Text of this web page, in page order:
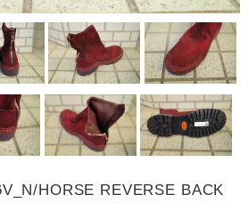
HORSE REVERSE BACK